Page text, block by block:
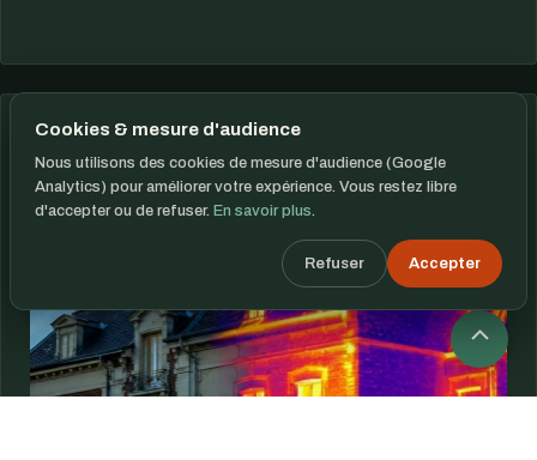
Retour
en
Cookies & mesure d'audience
Nous utilisons des cookies de mesure d'audience (Google
Analytics) pour améliorer votre expérience. Vous restez libre
d'accepter ou de refuser. En savoir plus.
Refuser Accepter